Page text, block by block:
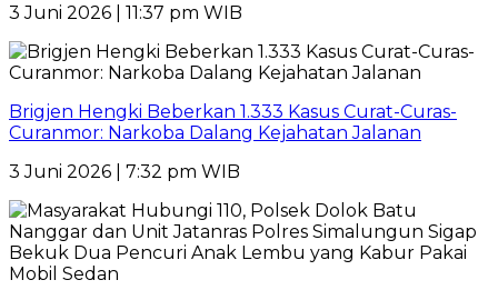
3 Juni 2026 | 11:37 pm WIB
Brigjen Hengki Beberkan 1.333 Kasus Curat-Curas-
Curanmor: Narkoba Dalang Kejahatan Jalanan
3 Juni 2026 | 7:32 pm WIB